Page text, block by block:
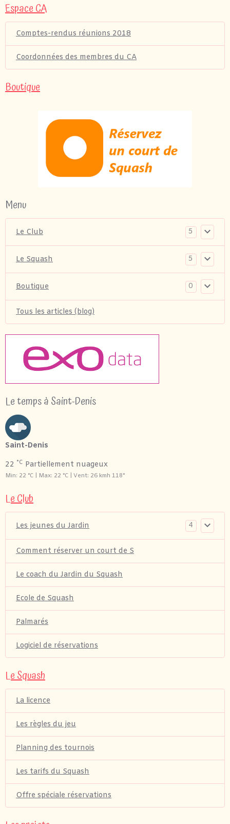
Espace CA
Comptes-rendus réunions 2018
Coordonnées des membres du CA
Boutique
Menu
Le Club 5
Le Squash 5
Boutique 0
Tous les articles (blog)
Le temps à Saint-Denis
Saint-Denis
22 °C Partiellement nuageux
Min: 22 °C | Max: 22 °C | Vent: 26 kmh 118°
Le Club
Les jeunes du Jardin 4
Comment réserver un court de S
Le coach du Jardin du Squash
Ecole de Squash
Palmarés
Logiciel de réservations
Le Squash
La licence
Les règles du jeu
Planning des tournois
Les tarifs du Squash
Offre spéciale réservations